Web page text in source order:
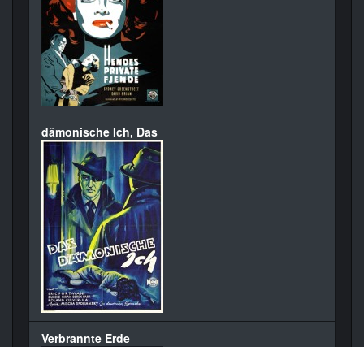
dämonische Ich, Das
Verbrannte Erde